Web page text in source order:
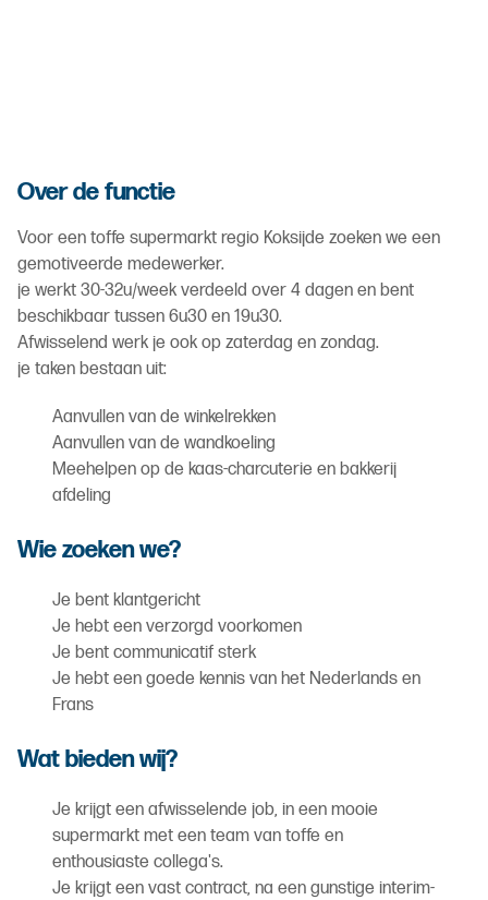
Over de functie
Voor een toffe supermarkt regio Koksijde zoeken we een
gemotiveerde medewerker.
je werkt 30-32u/week verdeeld over 4 dagen en bent
beschikbaar tussen 6u30 en 19u30.
Afwisselend werk je ook op zaterdag en zondag.
je taken bestaan uit:
Aanvullen van de winkelrekken
Aanvullen van de wandkoeling
Meehelpen op de kaas-charcuterie en bakkerij
afdeling
Wie zoeken we?
Je bent klantgericht
Je hebt een verzorgd voorkomen
Je bent communicatif sterk
Je hebt een goede kennis van het Nederlands en
Frans
Wat bieden wij?
Je krijgt een afwisselende job, in een mooie
supermarkt met een team van toffe en
enthousiaste collega's.
Je krijgt een vast contract, na een gunstige interim-